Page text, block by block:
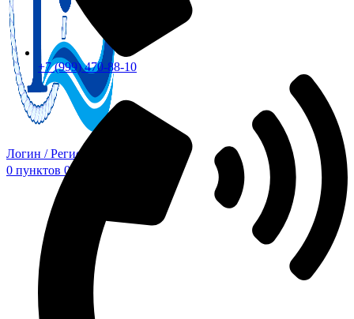
Логин / Регистрация
0 пунктов 0,00
+7 (999) 470-88-10